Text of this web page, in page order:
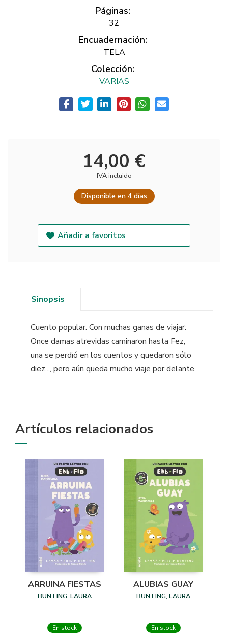
Páginas:
32
Encuadernación:
TELA
Colección:
VARIAS
14,00 €
IVA incluido
Disponible en 4 días
Añadir a favoritos
Sinopsis
Cuento popular. Con muchas ganas de viajar:
Once damas atrevidas caminaron hasta Fez,
una se perdió en los cuentos y quedaron sólo
diez..., pero aún queda mucho viaje por delante.
Artículos relacionados
ARRUINA FIESTAS
BUNTING, LAURA
En stock
ALUBIAS GUAY
BUNTING, LAURA
En stock